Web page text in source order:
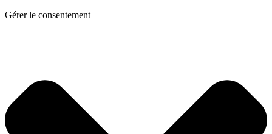
Gérer le consentement